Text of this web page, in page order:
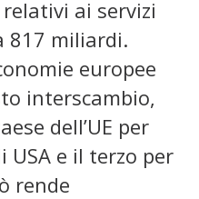
ai servizi
817 miliardi.
europee
interscambio,
dell’UE per
USA e il terzo per
rende